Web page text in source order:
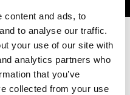
content and ads, to
to analyse our traffic.
your use of our site with
analytics partners who
that you’ve
collected from your use
mit